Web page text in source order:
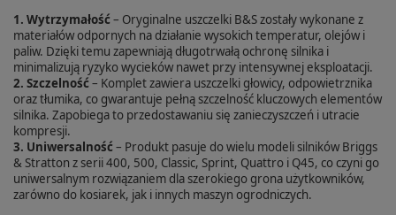
1. Wytrzymałość – Oryginalne uszczelki B&S zostały wykonane z
materiałów odpornych na działanie wysokich temperatur, olejów i
paliw. Dzięki temu zapewniają długotrwałą ochronę silnika i
minimalizują ryzyko wycieków nawet przy intensywnej eksploatacji.
2. Szczelność – Komplet zawiera uszczelki głowicy, odpowietrznika
oraz tłumika, co gwarantuje pełną szczelność kluczowych elementów
silnika. Zapobiega to przedostawaniu się zanieczyszczeń i utracie
kompresji.
3. Uniwersalność – Produkt pasuje do wielu modeli silników Briggs
& Stratton z serii 400, 500, Classic, Sprint, Quattro i Q45, co czyni go
uniwersalnym rozwiązaniem dla szerokiego grona użytkowników,
zarówno do kosiarek, jak i innych maszyn ogrodniczych.